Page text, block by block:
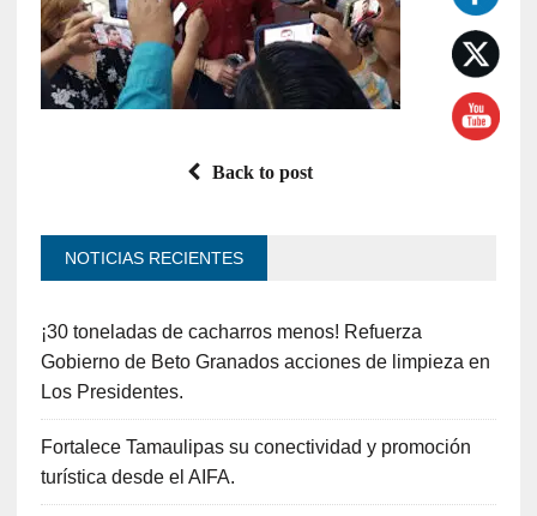
Back to post
NOTICIAS RECIENTES
¡30 toneladas de cacharros menos! Refuerza
Gobierno de Beto Granados acciones de limpieza en
Los Presidentes.
Fortalece Tamaulipas su conectividad y promoción
turística desde el AIFA.